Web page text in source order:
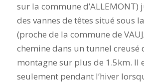
sur la commune d’ALLEMONT)
des vannes de têtes situé sous
(proche de la commune de
chemine dans un tunnel creusé
montagne sur plus de 1.5km. Il
seulement pendant l’hiver